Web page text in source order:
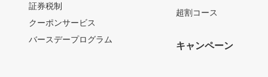
証券税制
クーポンサービス
バースデープログラム
超割コース
キャンペーン